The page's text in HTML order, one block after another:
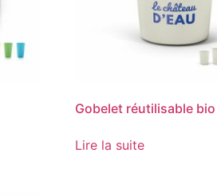
Gobelet réutilisable bio
Lire la suite